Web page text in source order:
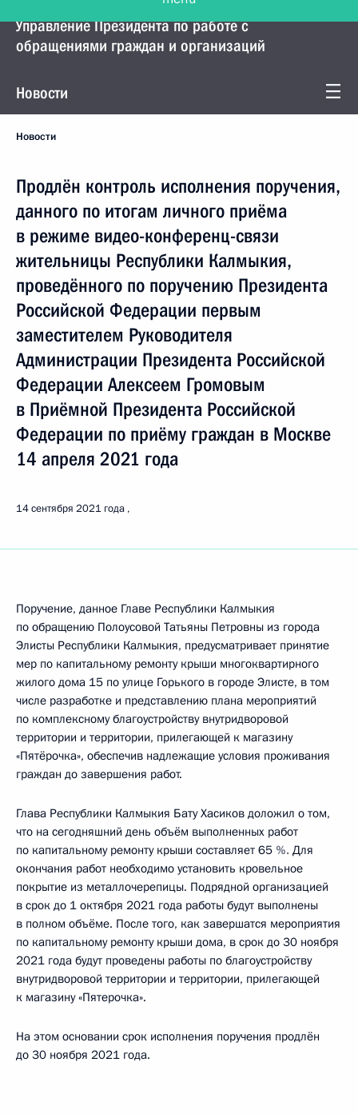
Управление Президента по работе с
обращениями граждан и организаций
Новости
Новости
Продлён контроль исполнения поручения,
данного по итогам личного приёма
в режиме видео-конференц-связи
жительницы Республики Калмыкия,
проведённого по поручению Президента
Российской Федерации первым
заместителем Руководителя
Администрации Президента Российской
Федерации Алексеем Громовым
в Приёмной Президента Российской
Федерации по приёму граждан в Москве
14 апреля 2021 года
14 сентября 2021 года
Поручение, данное Главе Республики Калмыкия
по обращению Полоусовой Татьяны Петровны из города
Элисты Республики Калмыкия, предусматривает принятие
мер по капитальному ремонту крыши многоквартирного
жилого дома 15 по улице Горького в городе Элисте, в том
числе разработке и представлению плана мероприятий
по комплексному благоустройству внутридворовой
территории и территории, прилегающей к магазину
«Пятёрочка», обеспечив надлежащие условия проживания
граждан до завершения работ.
Глава Республики Калмыкия Бату Хасиков доложил о том,
что на сегодняшний день объём выполненных работ
по капитальному ремонту крыши составляет 65 %. Для
окончания работ необходимо установить кровельное
покрытие из металлочерепицы. Подрядной организацией
в срок до 1 октября 2021 года работы будут выполнены
в полном объёме. После того, как завершатся мероприятия
по капитальному ремонту крыши дома, в срок до 30 ноября
2021 года будут проведены работы по благоустройству
внутридворовой территории и территории, прилегающей
к магазину «Пятерочка».
На этом основании срок исполнения поручения продлён
до 30 ноября 2021 года.